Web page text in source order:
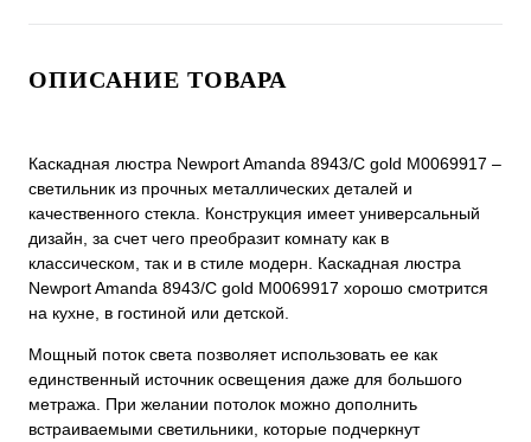
ОПИСАНИЕ ТОВАРА
Каскадная люстра Newport Amanda 8943/C gold М0069917 –
светильник из прочных металлических деталей и
качественного стекла. Конструкция имеет универсальный
дизайн, за счет чего преобразит комнату как в
классическом, так и в стиле модерн. Каскадная люстра
Newport Amanda 8943/C gold М0069917 хорошо смотрится
на кухне, в гостиной или детской.
Мощный поток света позволяет использовать ее как
единственный источник освещения даже для большого
метража. При желании потолок можно дополнить
встраиваемыми светильники, которые подчеркнут